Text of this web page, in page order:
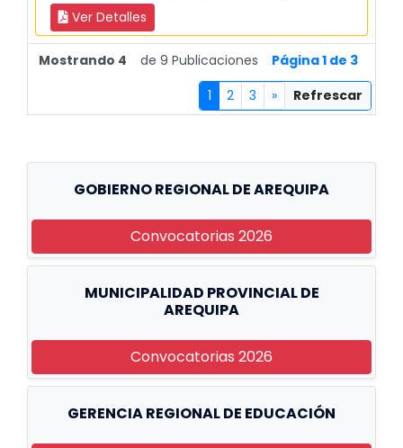
Ver Detalles
Mostrando 4 de 9 Publicaciones
Página 1 de 3
1
2 3 » Refrescar
GOBIERNO REGIONAL DE AREQUIPA
Convocatorias 2026
MUNICIPALIDAD PROVINCIAL DE
AREQUIPA
Convocatorias 2026
GERENCIA REGIONAL DE EDUCACIÓN